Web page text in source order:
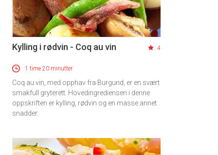
Kylling i rødvin - Coq au vin 4
1 time 20 minutter
Coq au vin, med opphav fra Burgund, er en svært
smakfull gryterett. Hovedingrediensen i denne
oppskriften er kylling, rødvin og en masse annet
snadder.